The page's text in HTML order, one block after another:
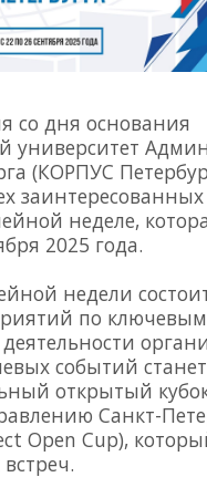
со дня основания
университет
(КОРПУС
неделе,
2025 года.
недели
по ключевым
событий станет
открытый
Санкт-
Open Cup),